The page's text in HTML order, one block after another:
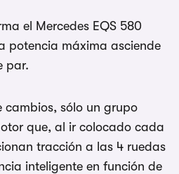
el Mercedes EQS 580
potencia máxima asciende
par.
cambios, sólo un grupo
que, al ir colocado cada
tracción a las 4 ruedas
inteligente en función de